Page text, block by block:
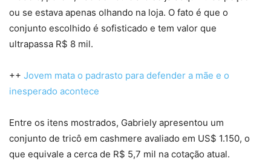
ou se estava apenas olhando na loja. O fato é que o
conjunto escolhido é sofisticado e tem valor que
ultrapassa R$ 8 mil.
++ Jovem mata o padrasto para defender a mãe e o
inesperado acontece
Entre os itens mostrados, Gabriely apresentou um
conjunto de tricô em cashmere avaliado em US$ 1.150, o
que equivale a cerca de R$ 5,7 mil na cotação atual.